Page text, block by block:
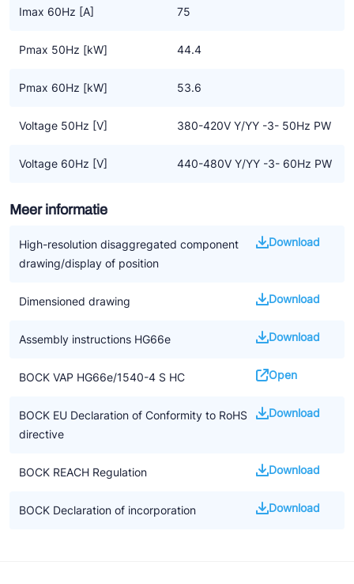
Imax 60Hz [A] 75
Pmax 50Hz [kW] 44.4
Pmax 60Hz [kW] 53.6
Voltage 50Hz [V] 380-420V Y/YY -3- 50Hz PW
Voltage 60Hz [V] 440-480V Y/YY -3- 60Hz PW
Meer informatie
High-resolution disaggregated component
drawing/display of position
Download
Dimensioned drawing Download
Assembly instructions HG66e Download
BOCK VAP HG66e/1540-4 S HC Open
BOCK EU Declaration of Conformity to RoHS
directive
Download
BOCK REACH Regulation Download
BOCK Declaration of incorporation Download